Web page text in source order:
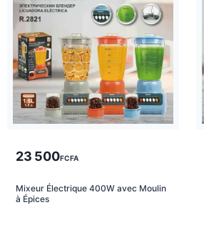
23 500FCFA
Mixeur Électrique 400W avec Moulin
à Épices